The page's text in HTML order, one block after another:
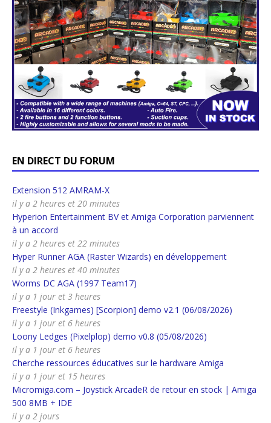
EN DIRECT DU FORUM
Extension 512 AMRAM-X
il y a 2 heures et 20 minutes
Hyperion Entertainment BV et Amiga Corporation parviennent
à un accord
il y a 2 heures et 22 minutes
Hyper Runner AGA (Raster Wizards) en développement
il y a 2 heures et 40 minutes
Worms DC AGA (1997 Team17)
il y a 1 jour et 3 heures
Freestyle (Inkgames) [Scorpion] demo v2.1 (06/08/2026)
il y a 1 jour et 6 heures
Loony Ledges (Pixelplop) demo v0.8 (05/08/2026)
il y a 1 jour et 6 heures
Cherche ressources éducatives sur le hardware Amiga
il y a 1 jour et 15 heures
Micromiga.com – Joystick ArcadeR de retour en stock | Amiga
500 8MB + IDE
il y a 2 jours